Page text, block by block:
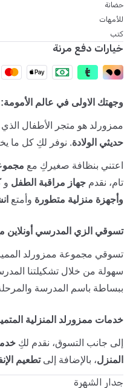
حضانة
للأمهات
كتب
خيارات دفع مرنة
وجهتك الاولى في عالم
ممزورلد هو متجر الأطفال
حديثي الولادة. نوفر لكِ كل ما
اعتني بنظافة صغيركِ مع
تام، نقدم جهاز مراقبة الطفل و
وأجهزة منزلية متطورة وأمتع
تسوقي الزي المدرسي
تسوقي مجموعة ممزورلد
سهولة من خلال تشكيلتنا
ببساطة باسم المدرسة
خدمات ممزورلد المنزلية
إلى جانب التسوق، نقدم لكِ
المنزل، بالإضافة إلىتطعيم
جدار الشهرة